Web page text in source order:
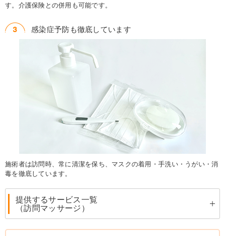
す。介護保険との併用も可能です。
感染症予防も徹底しています
施術者は訪問時、常に清潔を保ち、マスクの着用・手洗い・うがい・消
毒を徹底しています。
提供するサービス一覧
（訪問マッサージ）